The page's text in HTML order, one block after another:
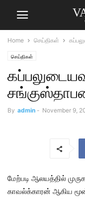
Home செய்திகள்
செய்திகள்
By admin - November 9,
மேற்படி ஆலயத்தில்
காவல்க்காரன் ஆகிய